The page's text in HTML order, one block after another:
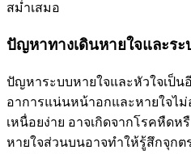
สม่ำเสมอ
ปัญหาทางเดินหายใจและระ
ปัญหาระบบหายใจและหัวใจเป็
อาการแน่นหน้าอกและหายใจไ
เหนื่อยง่าย อาจเกิดจากโรคหืดห
หายใจส่วนบนอาจทำให้รู้สึกจุก